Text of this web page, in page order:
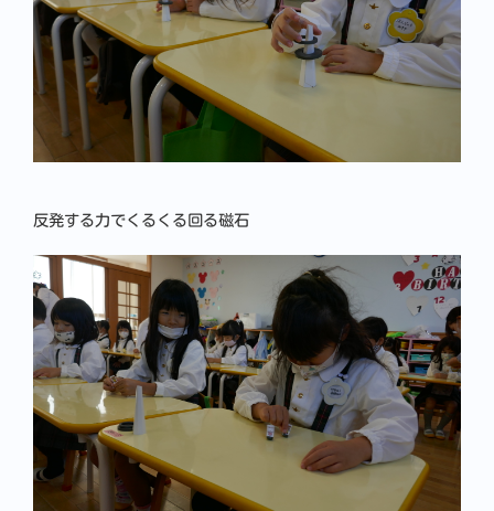
反発する力でくるくる回る磁石